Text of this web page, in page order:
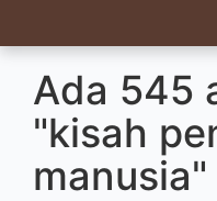
Ada 545
"kisah
manusia"